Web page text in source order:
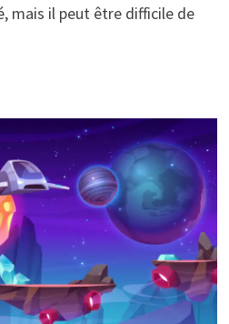
mais il peut être difficile de